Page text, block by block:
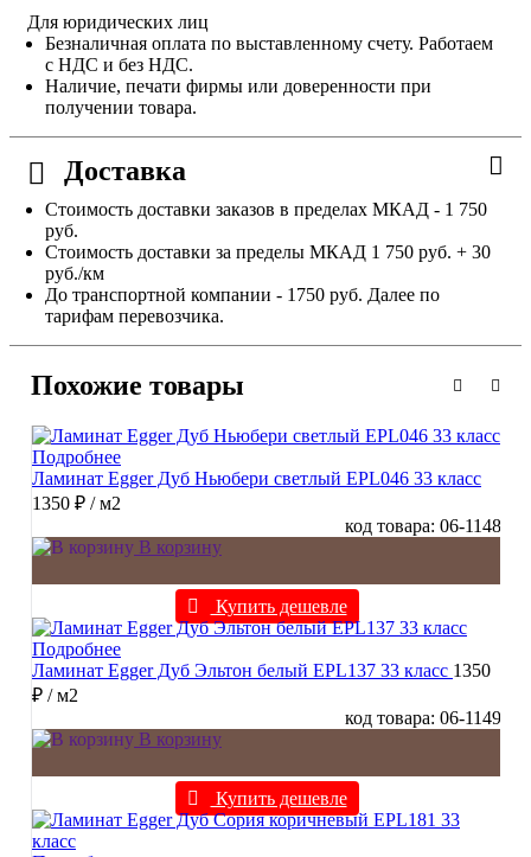
Для юридических лиц
Безналичная оплата по выставленному счету. Работаем
с НДС и без НДС.
Наличие, печати фирмы или доверенности при
получении товара.
Доставка
Стоимость доставки заказов в пределах МКАД - 1 750
руб.
Стоимость доставки за пределы МКАД 1 750 руб. + 30
руб./км
До транспортной компании - 1750 руб. Далее по
тарифам перевозчика.
Похожие товары
Подробнее
Ламинат Egger Дуб Ньюбери светлый EPL046 33 класс
1350 ₽ / м2
код товара: 06-1148
В корзину
Купить дешевле
Подробнее
Ламинат Egger Дуб Эльтон белый EPL137 33 класс 1350
₽ / м2
код товара: 06-1149
В корзину
Купить дешевле